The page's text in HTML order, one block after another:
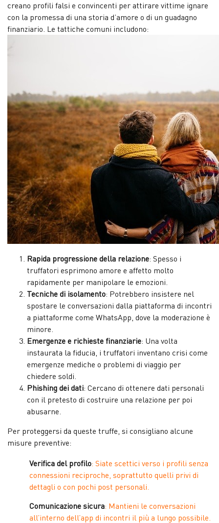
creano profili falsi e convincenti per attirare vittime ignare
con la promessa di una storia d’amore o di un guadagno
finanziario. Le tattiche comuni includono:
Rapida progressione della relazione: Spesso i
truffatori esprimono amore e affetto molto
rapidamente per manipolare le emozioni.
Tecniche di isolamento: Potrebbero insistere nel
spostare le conversazioni dalla piattaforma di incontri
a piattaforme come WhatsApp, dove la moderazione è
minore.
Emergenze e richieste finanziarie: Una volta
instaurata la fiducia, i truffatori inventano crisi come
emergenze mediche o problemi di viaggio per
chiedere soldi.
Phishing dei dati: Cercano di ottenere dati personali
con il pretesto di costruire una relazione per poi
abusarne.
Per proteggersi da queste truffe, si consigliano alcune
misure preventive:
Verifica del profilo: Siate scettici verso i profili senza
connessioni reciproche, soprattutto quelli privi di
dettagli o con pochi post personali.
Comunicazione sicura: Mantieni le conversazioni
all’interno dell’app di incontri il più a lungo possibile.